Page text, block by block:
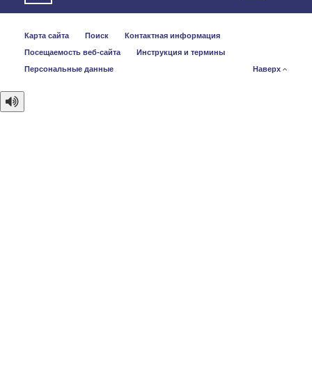
Карта сайта Поиск
Контактная информация
Посещаемость веб-сайта
Инструкция и термины
Персональные данные
Наверх